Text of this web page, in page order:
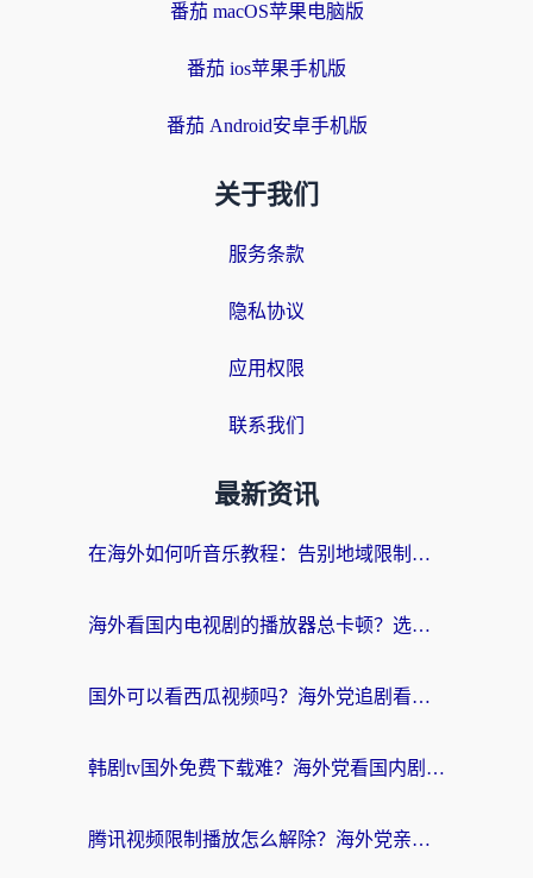
番茄 macOS苹果电脑版
番茄 ios苹果手机版
番茄 Android安卓手机版
关于我们
服务条款
隐私协议
应用权限
联系我们
最新资讯
在海外如何听音乐教程：告别地域限制，随时听见国内的声音
海外看国内电视剧的播放器总卡顿？选对回国加速器才是关键
国外可以看西瓜视频吗？海外党追剧看片的终极解决方案
韩剧tv国外免费下载难？海外党看国内剧的加速器选择指南（附实用技巧）
腾讯视频限制播放怎么解除？海外党亲测有效的回国加速指南